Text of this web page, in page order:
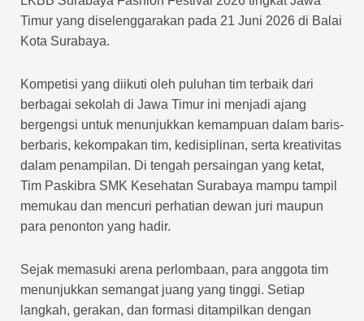
Timur yang diselenggarakan pada 21 Juni 2026 di Balai
Kota Surabaya.
Kompetisi yang diikuti oleh puluhan tim terbaik dari
berbagai sekolah di Jawa Timur ini menjadi ajang
bergengsi untuk menunjukkan kemampuan dalam baris-
berbaris, kekompakan tim, kedisiplinan, serta kreativitas
dalam penampilan. Di tengah persaingan yang ketat,
Tim Paskibra SMK Kesehatan Surabaya mampu tampil
memukau dan mencuri perhatian dewan juri maupun
para penonton yang hadir.
Sejak memasuki arena perlombaan, para anggota tim
menunjukkan semangat juang yang tinggi. Setiap
langkah, gerakan, dan formasi ditampilkan dengan